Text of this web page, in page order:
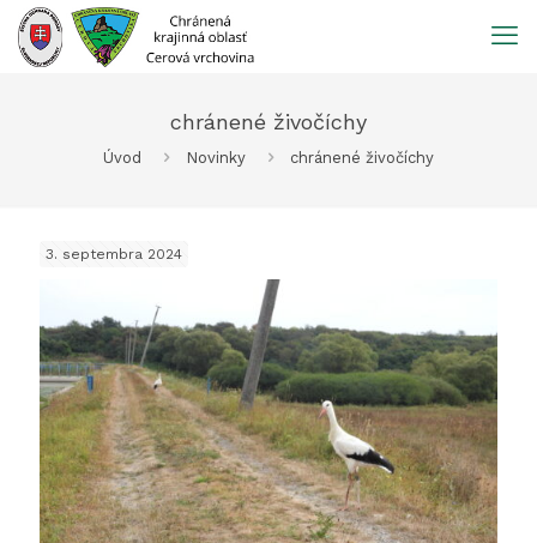
Prejsť
obsah
chránené živočíchy
Úvod Novinky chránené živočíchy
3. septembra 2024